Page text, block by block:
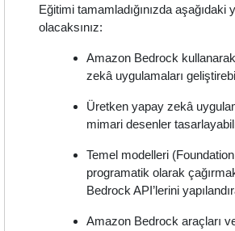
Eğitimi tamamladığınızda aşağıdaki
olacaksınız:
Amazon Bedrock
zekâ uygulamaları
Üretken yapay zekâ
mimari desenler
Temel modelleri
programatik olarak
Bedrock API’lerini
Amazon Bedrock araçları